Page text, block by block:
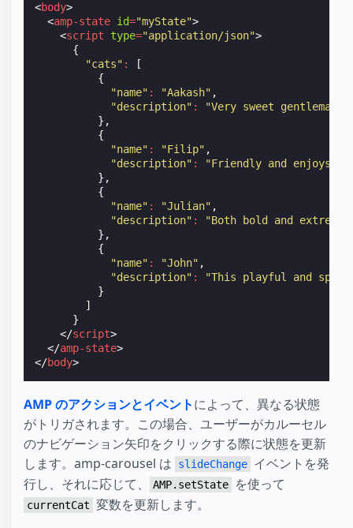
<body>
<amp-state id="myState">
<script type="application/json">
{
"cats" :
[
{
"name" : "Aakash" ,
"description" :
"Very sweet
},
{
"name" : "Filip" ,
"description" :
"Friendly and enjoys
},
{
"name" : "Julian" ,
"description" :
"Both bold and
},
{
"name" : "John" ,
"description" :
"This playful and
}
]
}
</script>
</amp-state>
</body>
AMP のアクションとイベントによって、異なる状態
がトリガされます。この場合、ユーザーがカルーセル
のナビゲーション矢印をクリックする際に状態を更新
します。amp-carousel は
slideChange イベントを発
行し、それに応じて、
AMP.setState を使って
currentCat 変数を更新します。